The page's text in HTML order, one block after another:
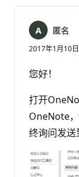
匿名
2017年1月10
您好！
打开
OneNote
终询问发送